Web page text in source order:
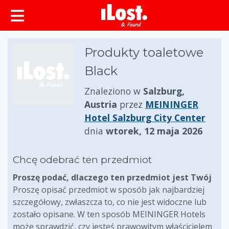
zawartości
Produkty toaletowe
Black
Znaleziono w Salzburg,
Austria przez MEININGER
Hotel Salzburg City Center
dnia wtorek, 12 maja 2026
Chcę odebrać ten przedmiot
Proszę podać, dlaczego ten przedmiot jest Twój
Proszę opisać przedmiot w sposób jak najbardziej
szczegółowy, zwłaszcza to, co nie jest widoczne lub
zostało opisane. W ten sposób MEININGER Hotels
może sprawdzić, czy jesteś prawowitym właścicielem